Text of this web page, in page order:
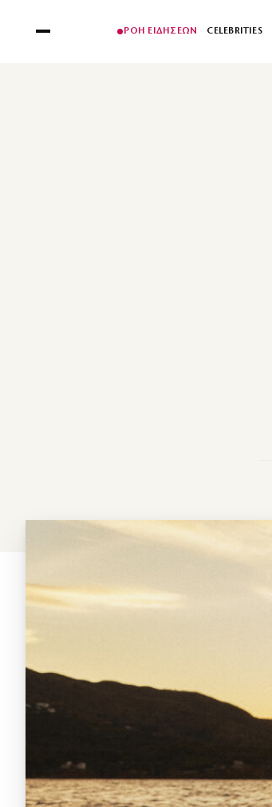
ΡΟΗ ΕΙΔΗΣΕΩΝ CELEBRITIES